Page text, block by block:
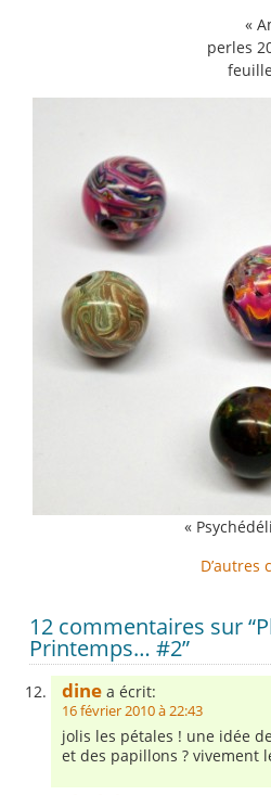
«
perles
«
D’autres
12 commentaires sur
Printemps… #2”
dine a écrit:
16 février 2010 à 22:43
jolis les pétales ! une idée
et des papillons ? vivement